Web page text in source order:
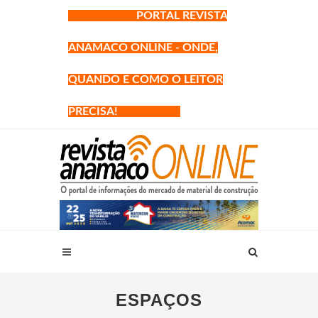
PORTAL REVISTA
ANAMACO ONLINE - ONDE,
QUANDO E COMO O LEITOR
PRECISA!
ESPAÇOS